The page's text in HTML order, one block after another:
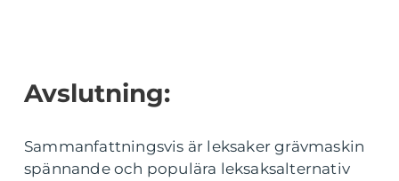
Avslutning:
Sammanfattningsvis är leksaker grävmaskin
spännande och populära leksaksalternativ